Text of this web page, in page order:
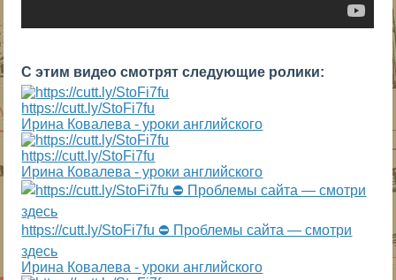
С этим видео смотрят следующие ролики:
https://cutt.ly/StoFi7fu
Ирина Ковалева - уроки английского
https://cutt.ly/StoFi7fu
Ирина Ковалева - уроки английского
https://cutt.ly/StoFi7fu ⛔ Проблемы сайта — смотри
здесь
Ирина Ковалева - уроки английского